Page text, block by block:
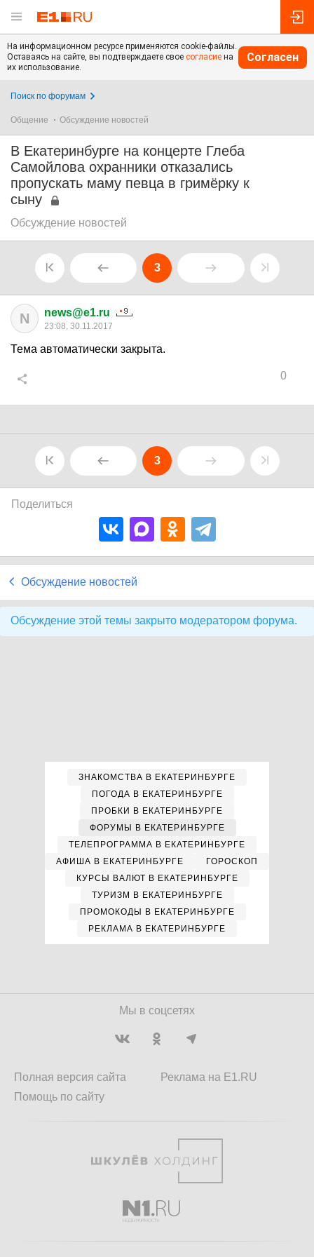
На информационном ресурсе применяются cookie-файлы.
Оставаясь на сайте, вы подтверждаете свое согласие на
их использование.
Согласен
Поиск по форумам
Общение Обсуждение новостей
В Екатеринбурге на концерте Глеба
Самойлова охранники отказались
пропускать маму певца в гримёрку к
сыну
Обсуждение новостей
3
N news@e1.ru
23:08, 30.11.2017
Тема автоматически закрыта.
0
3
Поделиться
Обсуждение новостей
Обсуждение этой темы закрыто модератором форума.
ЗНАКОМСТВА В ЕКАТЕРИНБУРГЕ
ПОГОДА В ЕКАТЕРИНБУРГЕ
ПРОБКИ В ЕКАТЕРИНБУРГЕ
ФОРУМЫ В ЕКАТЕРИНБУРГЕ
ТЕЛЕПРОГРАММА В ЕКАТЕРИНБУРГЕ
АФИША В ЕКАТЕРИНБУРГЕ
ГОРОСКОП
КУРСЫ ВАЛЮТ В ЕКАТЕРИНБУРГЕ
ТУРИЗМ В ЕКАТЕРИНБУРГЕ
ПРОМОКОДЫ В ЕКАТЕРИНБУРГЕ
РЕКЛАМА В ЕКАТЕРИНБУРГЕ
Мы в соцсетях
Полная версия сайта
Помощь по сайту
Реклама на E1.RU